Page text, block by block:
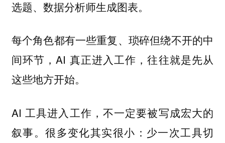
选题、数据分析师生成图表。
每个角色都有一些重复、琐碎但绕不开的中
间环节，AI 真正进入工作，往往就是先从
这些地方开始。
AI 工具进入工作，不一定要被写成宏大的
叙事。很多变化其实很小：少一次工具切